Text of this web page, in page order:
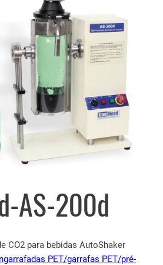
AS-200d
CO2 para bebidas AutoShaker
PET/garrafas PET/pré-